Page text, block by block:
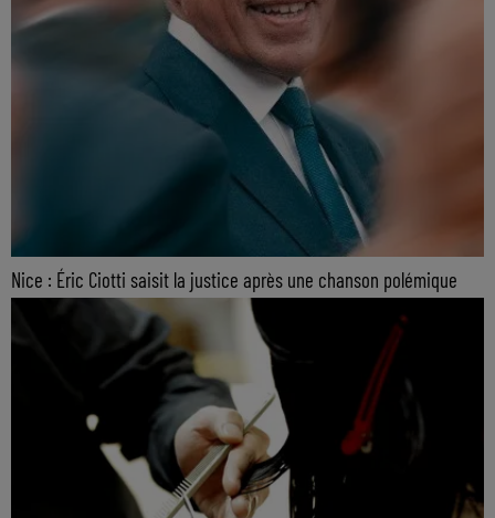
Nice : Éric Ciotti saisit la justice après une chanson polémique